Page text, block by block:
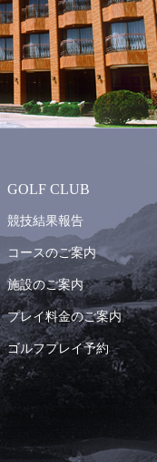
GOLF CLUB
競技結果報告
コースのご案内
施設のご案内
プレイ料金のご案内
ゴルフプレイ予約